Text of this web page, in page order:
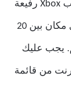
يحمل Microsoft Store بعضًا من ألعاب Xbox رفيعة
المستوى. تتراوح هذه الألعاب من أي مكان بين 20
يجب عليك
من قائمة